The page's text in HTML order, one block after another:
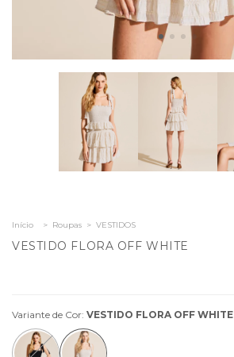
Início > Roupas > VESTIDOS
VESTIDO FLORA OFF WHITE
Variante de Cor: VESTIDO FLORA OFF WHITE